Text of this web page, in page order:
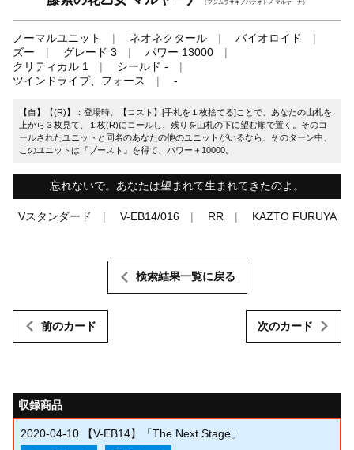
（フジムラサキノハナオトメ マルヤーナ）
ノーマルユニット ネオネクタール
バイオロイド
ズー
グレード 3
パワー 13000
クリティカル 1
シールド -
ツインドライブ、フォース
-
【自】【(R)】：登場時、【コスト】[手札を１枚捨てる]ことで、あなたの山札を
上から３枚見て、１枚(R)にコールし、残りを山札の下に望む順で置く。そのコ
ールされたユニットと同名のあなたの他のユニットがいるなら、そのターン中、
このユニットは『ブースト』を得て、パワー＋10000。
忘れないで。あなたは望まれて生まれてきたのよ。
Vスタンダード V-EB14/016 RR KAZTO FURUYA
前のカード
検索結果一覧に戻る
次のカード
収録商品
2020-04-10 【V-EB14】「The Next Stage」